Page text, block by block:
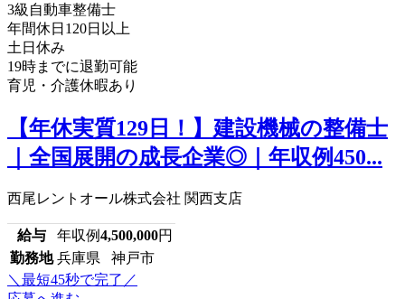
3級自動車整備士
年間休日120日以上
土日休み
19時までに退勤可能
育児・介護休暇あり
【年休実質129日！】建設機械の整備士
｜全国展開の成長企業◎｜年収例450...
西尾レントオール株式会社 関西支店
給与 年収例4,500,000円
勤務地 兵庫県 神戸市
＼最短45秒で完了／